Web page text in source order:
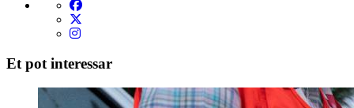
Et pot interessar